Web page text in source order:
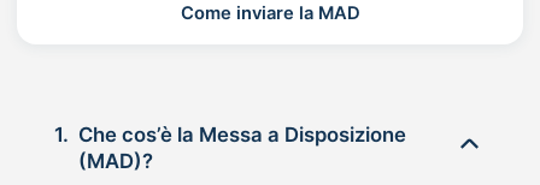
Come inviare la MAD
1. Che cos’è la Messa a Disposizione
(MAD)?